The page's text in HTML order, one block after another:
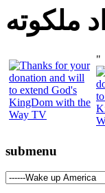
ملكوته
"
submenu